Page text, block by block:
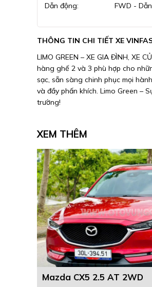
Dẫn động: FWD -
THÔNG TIN CHI TIẾT XE
LIMO GREEN – XE GIA ĐÌNH, XE
hàng ghế 2 và 3 phù hợp cho
sạc, sẵn sàng chinh phục mọi
và đầy phấn khích. Limo Green –
trường!
XEM THÊM
Mazda CX5 2.5 AT 2WD